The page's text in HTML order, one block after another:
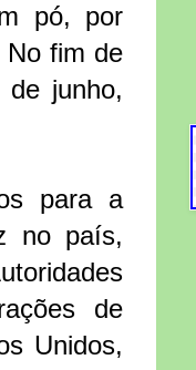
pó, por
fim de
junho,
para a
no país,
de
Unidos,